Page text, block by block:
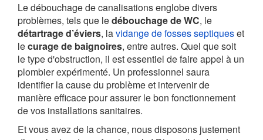
Le débouchage de canalisations englobe divers
problèmes, tels que ledébouchage de WC, le
détartrage d’éviers, lavidange de fosses septiqueset
lecurage de baignoires, entre autres. Quel que soit
le type d'obstruction, il est essentiel de faire appel à un
plombier expérimenté. Un professionnel saura
identifier la cause du problème et intervenir de
manière efficace pour assurer le bon fonctionnement
de vos installations sanitaires.
Et vous avez de la chance, nous disposons justement